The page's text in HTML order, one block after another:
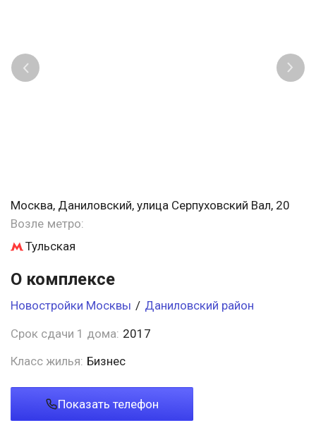
Москва, Даниловский, улица Серпуховский Вал, 20
Возле метро:
Тульская
О комплексе
Новостройки Москвы / Даниловский район
Срок сдачи 1 дома: 2017
Класс жилья: Бизнес
Показать телефон